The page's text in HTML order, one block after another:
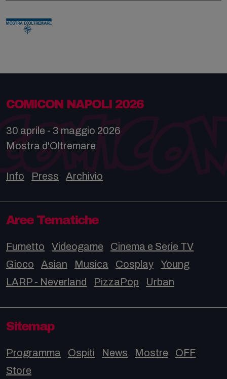
COMICON NAPOLI 2026
30 aprile - 3 maggio 2026
Mostra d'Oltremare
Info Press Archivio
Aree Tematiche
Fumetto Videogame
Cinema e Serie TV
Gioco
Asian Musica Cosplay
Young
LARP - Neverland
PizzaPop Urban
Sitemap
Programma Ospiti News Mostre
OFF
Store